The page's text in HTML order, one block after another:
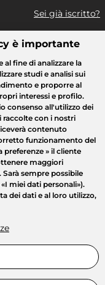
Sei già iscritto?
Elettrodomestici
è importante
fine di analizzare la
studi e analisi sui
e proporre al
interessi e profilo.
consenso all'utilizzo dei
raccolte con i nostri
contenuto
funzionamento del
preferenze » il cliente
maggiori
sempre possibile
miei dati personali»).
dei dati e al loro utilizzo,